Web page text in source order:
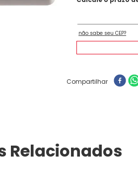
Compartilhar
Relacionados